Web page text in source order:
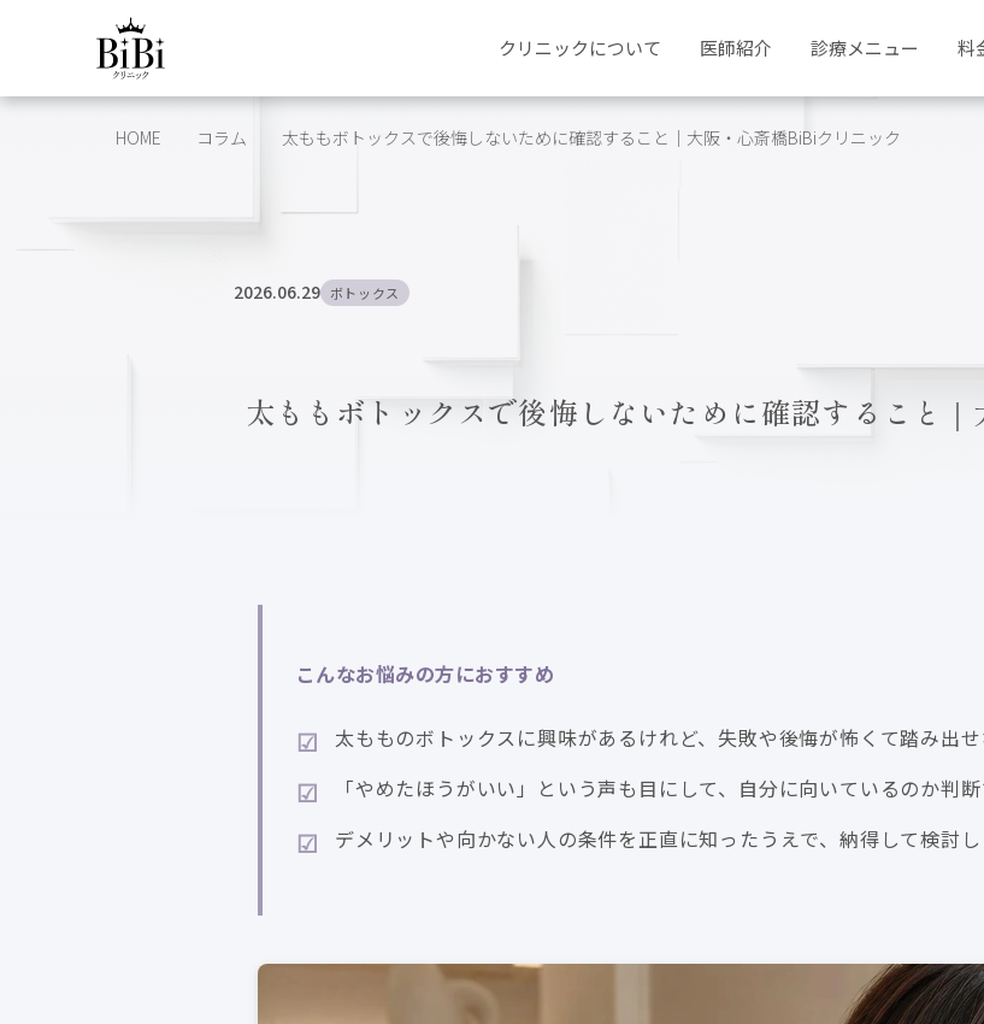
クリニックについて 医師紹介 診療メニュー 料
HOME コラム 太ももボトックスで後悔しないために確認すること｜大阪・心斎橋BiBiクリニック
2026.06.29 ボトックス
太ももボトックスで後悔しないために確認すること
こんなお悩みの方におすすめ
太もものボトックスに興味があるけれど、失敗や後悔が怖くて踏み出せ
「やめたほうがいい」という声も目にして、自分に向いているのか判
デメリットや向かない人の条件を正直に知ったうえで、納得して検討し